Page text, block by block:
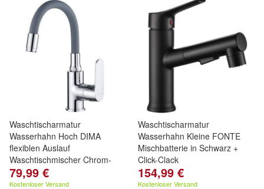
Waschtischarmatur
Wasserhahn Hoch DIMA
flexiblen Auslauf
Waschtischmischer Chrom-
Grau
79,99 €
Kostenloser Versand
Waschtischarmatur
Wasserhahn Kleine FONTE
Mischbatterie in Schwarz +
Click-Clack
154,99 €
Kostenloser Versand